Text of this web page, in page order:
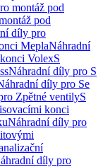
montáž pod
pod
díly pro
MeplaNáhradní
VolexS
Náhradní díly pro S
díly pro Se
Zpětné ventilyS
konci
Náhradní díly pro
díly pro